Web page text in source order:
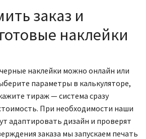
заказ и
наклейки
наклейки можно онлайн или
параметры в калькуляторе,
тираж — система сразу
При необходимости наши
адаптировать дизайн и проверят
заказа мы запускаем печать